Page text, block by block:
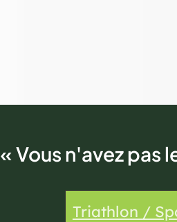
« Vous n'avez pas
Triathlon /